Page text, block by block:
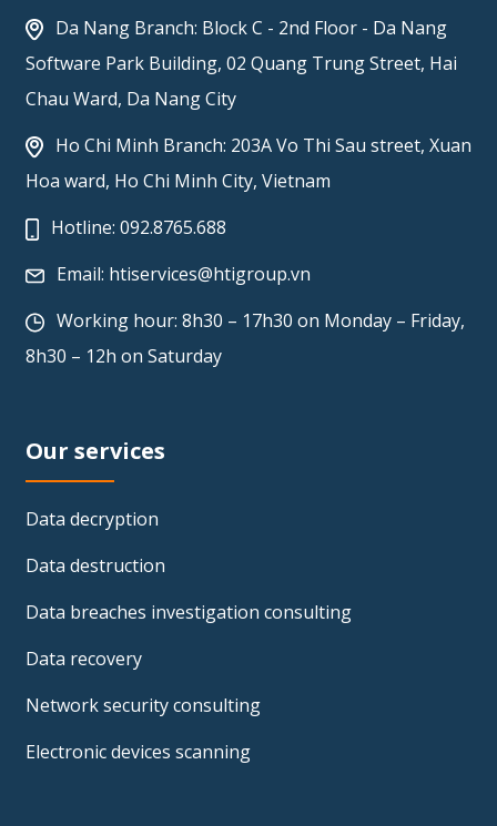
Da Nang Branch: Block C - 2nd Floor - Da Nang
Software Park Building, 02 Quang Trung Street, Hai
Chau Ward, Da Nang City
Ho Chi Minh Branch: 203A Vo Thi Sau street, Xuan
Hoa ward, Ho Chi Minh City, Vietnam
Hotline:092.8765.688
Email: htiservices@htigroup.vn
Working hour: 8h30 – 17h30 on Monday – Friday,
8h30 – 12h on Saturday
Our services
Data decryption
Data destruction
Data breaches investigation consulting
Data recovery
Network security consulting
Electronic devices scanning